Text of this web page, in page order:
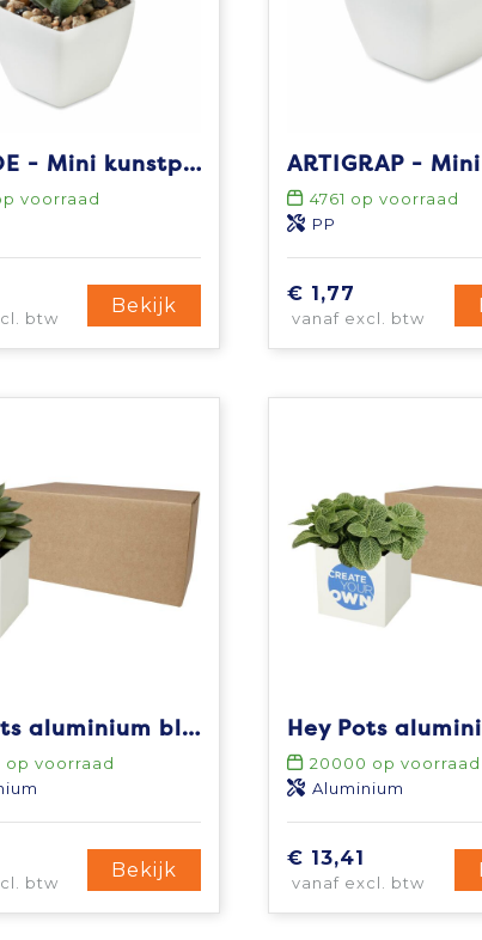
ARTILOE - Mini kunstplant
voorraad
btw
Bekijk
4761 op voorraad
PP
€ 1,77
vanaf excl. btw
Hey Pots aluminium bloempot, vetplant
op voorraad
btw
Bekijk
20000 op voorraad
Aluminium
€ 13,41
vanaf excl. btw